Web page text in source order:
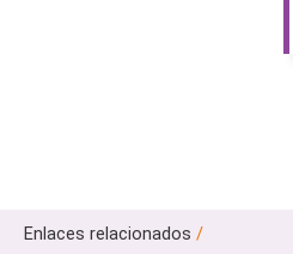
Enlaces relacionados /